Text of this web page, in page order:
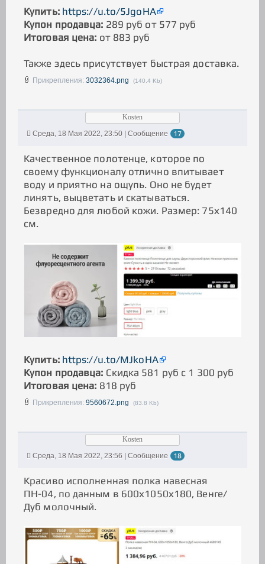
Купить: https://u.to/5JgoHA
Купон продавца: 289 руб от 577 руб
Итоговая цена: от 883 руб
Также здесь присутствует быстрая доставка.
Прикрепления: 3032364.png (140.4 Kb)
Kosten
Среда, 18 Мая 2022, 23:50 | Сообщение
17
Качественное полотенце, которое по
своему функционалу отлично впитывает
воду и приятно на ощупь. Оно не будет
линять, выцветать и скатываться.
Безвредно для любой кожи. Размер: 75х140
см.
Купить: https://u.to/MJkoHA
Купон продавца: Скидка 581 руб с 1 300 руб
Итоговая цена: 818 руб
Прикрепления: 9560672.png (83.8 Kb)
Kosten
Среда, 18 Мая 2022, 23:56 | Сообщение
18
Красиво исполненная полка навесная
ПН-04, по данным в 600х1050х180, Венге/
Дуб молочный.